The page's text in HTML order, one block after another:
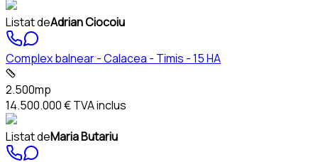
Listat deAdrian Ciocoiu
Complex balnear - Calacea - Timis - 15 HA
2.500mp
14.500.000 €TVA inclus
Listat deMaria Butariu